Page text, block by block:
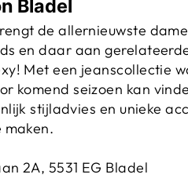
Bladel
de allernieuwste
en daar aan
Met een jeanscollectie
komend seizoen kan
stijladvies en unieke
2A, 5531 EG Bladel